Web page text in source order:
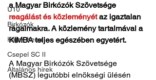
U10
Birkózók
Kajak-Kenu
Csepel SC II
Általános hírek
a Magyar Birkózók Szövetsége
reagálást és közleményét az igaztalan
rágalmakra. A közlemény tartalmával a
KIMBA teljes egészében egyetért.
A Magyar Birkózók Szövetsége
(MBSZ) legutóbbi elnökségi ülésén